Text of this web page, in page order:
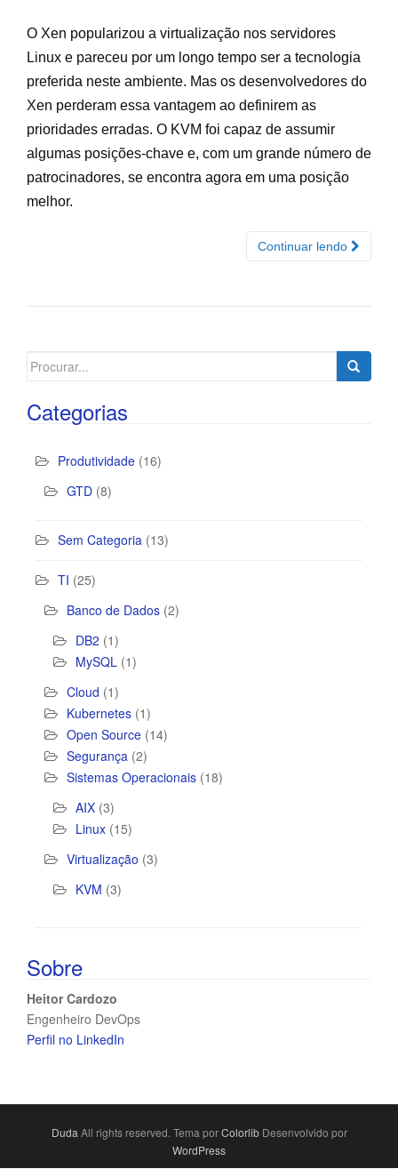
O Xen popularizou a virtualização nos servidores
Linux e pareceu por um longo tempo ser a tecnologia
preferida neste ambiente. Mas os desenvolvedores do
Xen perderam essa vantagem ao definirem as
prioridades erradas. O KVM foi capaz de assumir
algumas posições-chave e, com um grande número de
patrocinadores, se encontra agora em uma posição
melhor.
Continuar lendo
Search
Categorias
Produtividade (16)
GTD (8)
Sem Categoria (13)
TI (25)
Banco de Dados (2)
DB2 (1)
MySQL (1)
Cloud (1)
Kubernetes (1)
Open Source (14)
Segurança (2)
Sistemas Operacionais (18)
AIX (3)
Linux (15)
Virtualização (3)
KVM (3)
Sobre
Heitor Cardozo
Engenheiro DevOps
Perfil no LinkedIn
Duda All rights reserved. Tema porColorlibDesenvolvido por
WordPress